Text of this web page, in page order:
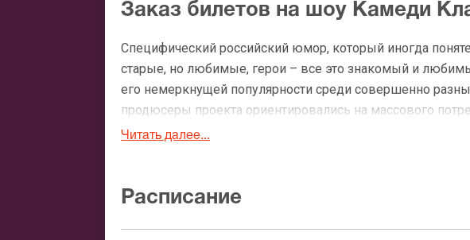
Заказ билетов на шоу Камеди
Специфический российский юмор, который иногда
старые, но любимые, герои – все это знакомый и
его немеркнущей популярности среди совершенно
продюсеры проекта ориентировались на массового
резидентов клуба все больше зрелых и состоявшихся
Для своих программ Камеди Клаб обычно выбирает
выступление на большой сцене. Сугубо национальный
современное общество, шутки на грани, скетчи,
Читать далее...
Расписание